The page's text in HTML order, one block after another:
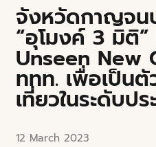
จังหวัดกาญจน
“อุโมงค์ 3 มิติ”
Unseen New
ททท. เพื่อเป็น
เที่ยวในระดับปร
12 March 2023